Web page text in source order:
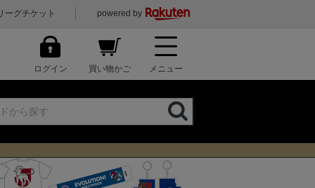
ーグチケット powered by
ログイン 買い物かご メニュー